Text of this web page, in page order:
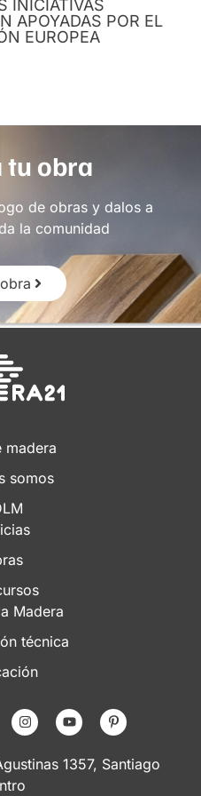
INICIATIVAS
APOYADAS POR EL
EUROPEA
tu obra
de obras y dalos a
la comunidad
madera
somos
Madera
técnica
1357, Santiago